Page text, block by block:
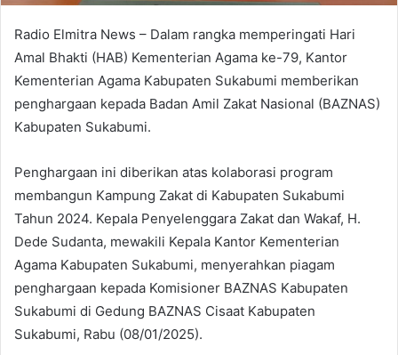
Radio Elmitra News – Dalam rangka memperingati Hari
Amal Bhakti (HAB) Kementerian Agama ke-79, Kantor
Kementerian Agama Kabupaten Sukabumi memberikan
penghargaan kepada Badan Amil Zakat Nasional (BAZNAS)
Kabupaten Sukabumi.
Penghargaan ini diberikan atas kolaborasi program
membangun Kampung Zakat di Kabupaten Sukabumi
Tahun 2024. Kepala Penyelenggara Zakat dan Wakaf, H.
Dede Sudanta, mewakili Kepala Kantor Kementerian
Agama Kabupaten Sukabumi, menyerahkan piagam
penghargaan kepada Komisioner BAZNAS Kabupaten
Sukabumi di Gedung BAZNAS Cisaat Kabupaten
Sukabumi, Rabu (08/01/2025).